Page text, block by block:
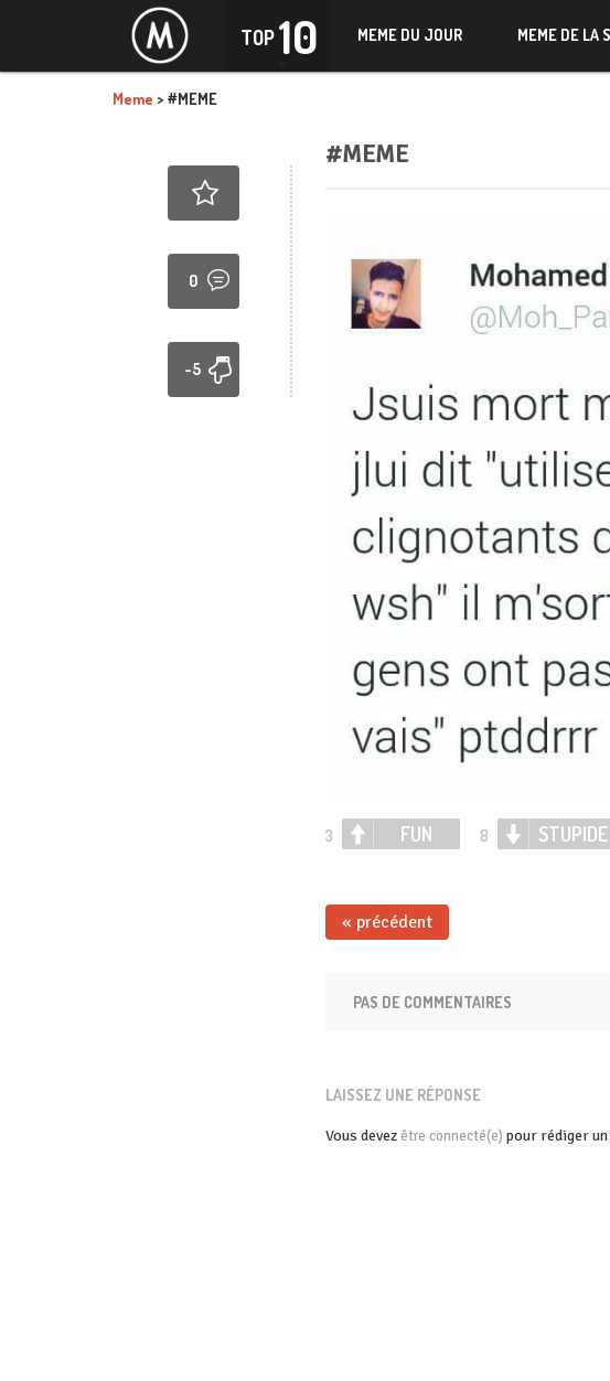
TOP 10 MEME DU JOUR MEME DE LA
Meme > #MEME
0
-5
#MEME
3 FUN 8 STUPIDE
« précédent
PAS DE COMMENTAIRES
LAISSEZ UNE RÉPONSE
Vous devez être connecté(e) pour rédiger